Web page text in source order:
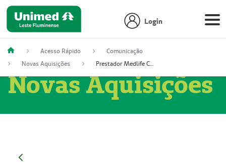
Login
Acesso Rápido
Comunicação
Novas Aquisições
Prestador Medlife Consultas e Diagnósticos (51004334-2)
Novas Aquisições